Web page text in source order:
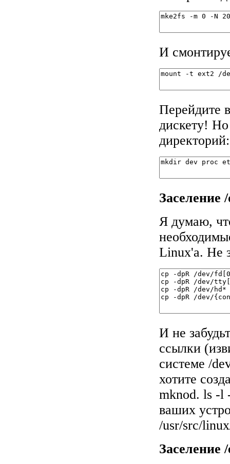
И
Перейдите
дискету!
директорий:
Заселение
Я думаю,
Linux'а. Не
И не
ссылки
системе /
хотите
mknod. ls -l
ваших
/usr/src/
Заселение